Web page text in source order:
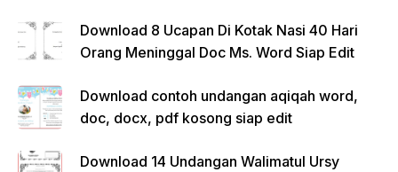
Download 8 Ucapan Di Kotak Nasi 40 Hari
Orang Meninggal Doc Ms. Word Siap Edit
Download contoh undangan aqiqah word,
doc, docx, pdf kosong siap edit
Download 14 Undangan Walimatul Ursy